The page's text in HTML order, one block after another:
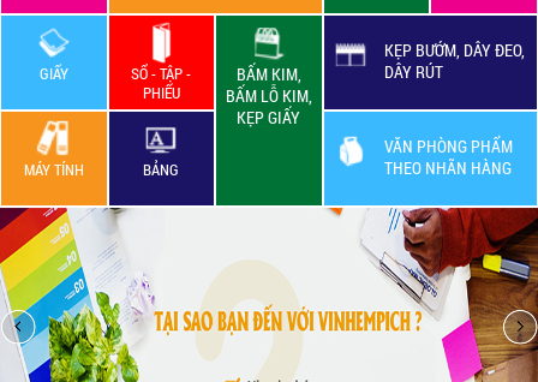
GIẤY
SỔ - TẬP -
PHIẾU
BẤM KIM,
BẤM LỖ KIM,
KẸP GIẤY
KẸP BƯỚM, DÂY ĐEO,
DÂY RÚT
VĂN PHÒNG PHẨM
THEO NHÃN HÀNG
MÁY TÍNH BẢNG